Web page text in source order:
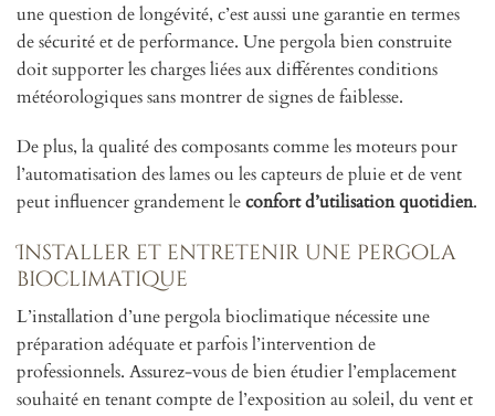
une question de longévité, c’est aussi une garantie en termes
de sécurité et de performance. Une pergola bien construite
doit supporter les charges liées aux différentes conditions
météorologiques sans montrer de signes de faiblesse.
De plus, la qualité des composants comme les moteurs pour
l’automatisation des lames ou les capteurs de pluie et de vent
peut influencer grandement leconfort d’utilisation quotidien.
Installer et entretenir une pergola
bioclimatique
L’installation d’une pergola bioclimatique nécessite une
préparation adéquate et parfois l’intervention de
professionnels. Assurez-vous de bien étudier l’emplacement
souhaité en tenant compte de l’exposition au soleil, du vent et